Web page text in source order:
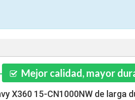
Mejor calidad, mayor
X360 15-CN1000NW de larga